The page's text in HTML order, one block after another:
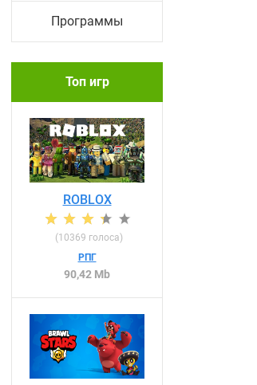
Программы
Топ игр
ROBLOX
(10369 голоса)
РПГ
90,42 Mb